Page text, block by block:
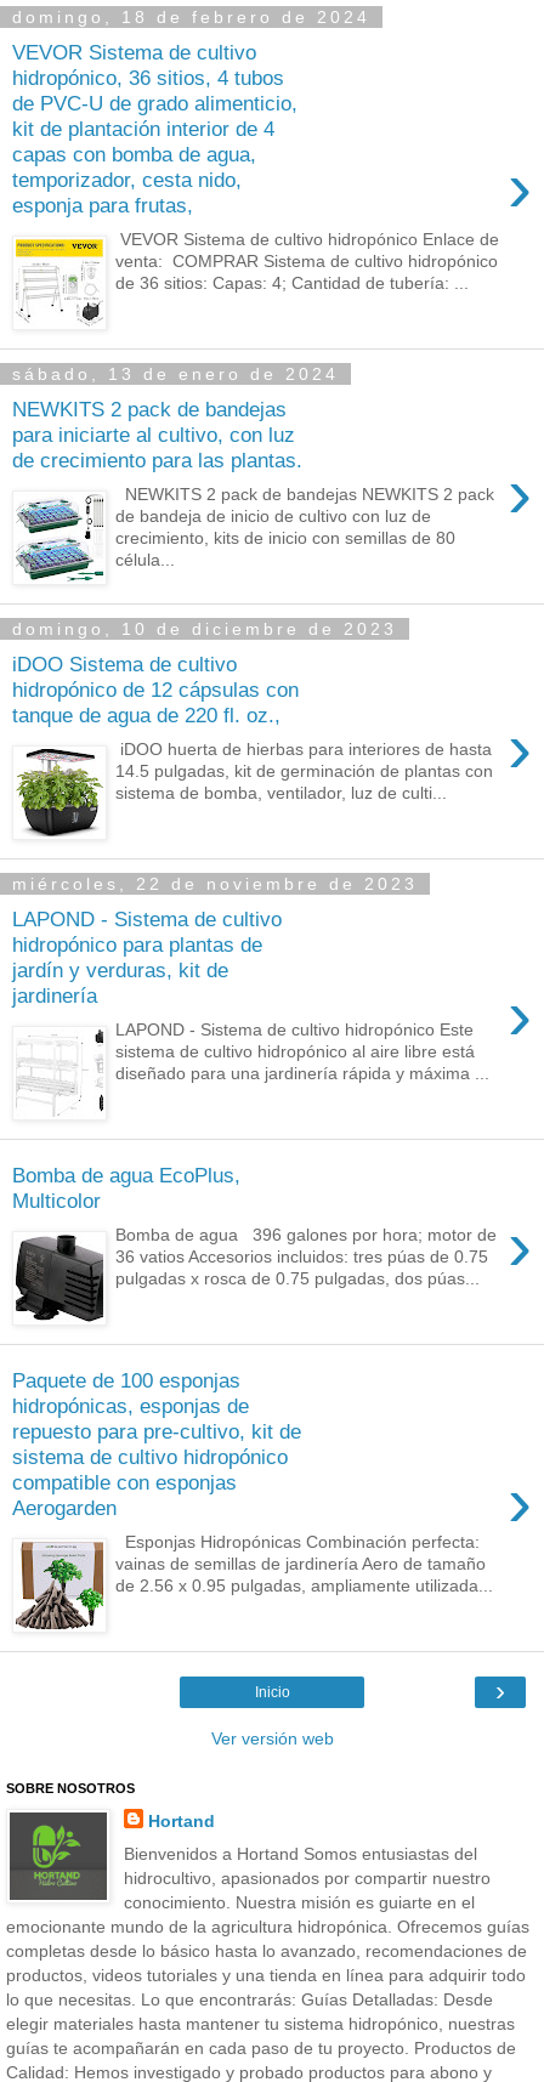
domingo, 18 de febrero de 2024
VEVOR Sistema de cultivo
hidropónico, 36 sitios, 4 tubos
de PVC-U de grado alimenticio,
kit de plantación interior de 4
capas con bomba de agua,
temporizador, cesta nido,
esponja para frutas,
›
VEVOR Sistema de cultivo hidropónico Enlace de
venta: COMPRAR Sistema de cultivo hidropónico
de 36 sitios: Capas: 4; Cantidad de tubería: ...
sábado, 13 de enero de 2024
NEWKITS 2 pack de bandejas
para iniciarte al cultivo, con luz
de crecimiento para las plantas.
›
NEWKITS 2 pack de bandejas NEWKITS 2 pack
de bandeja de inicio de cultivo con luz de
crecimiento, kits de inicio con semillas de 80
célula...
domingo, 10 de diciembre de 2023
iDOO Sistema de cultivo
hidropónico de 12 cápsulas con
tanque de agua de 220 fl. oz.,
›
iDOO huerta de hierbas para interiores de hasta
14.5 pulgadas, kit de germinación de plantas con
sistema de bomba, ventilador, luz de culti...
miércoles, 22 de noviembre de 2023
LAPOND - Sistema de cultivo
hidropónico para plantas de
jardín y verduras, kit de
jardinería
›
LAPOND - Sistema de cultivo hidropónico Este
sistema de cultivo hidropónico al aire libre está
diseñado para una jardinería rápida y máxima ...
Bomba de agua EcoPlus,
Multicolor
›
Bomba de agua 396 galones por hora; motor de
36 vatios Accesorios incluidos: tres púas de 0.75
pulgadas x rosca de 0.75 pulgadas, dos púas...
Paquete de 100 esponjas
hidropónicas, esponjas de
repuesto para pre-cultivo, kit de
sistema de cultivo hidropónico
compatible con esponjas
Aerogarden
›
Esponjas Hidropónicas Combinación perfecta:
vainas de semillas de jardinería Aero de tamaño
de 2.56 x 0.95 pulgadas, ampliamente utilizada...
›
Inicio
Ver versión web
SOBRE NOSOTROS
Hortand
Bienvenidos a Hortand Somos entusiastas del
hidrocultivo, apasionados por compartir nuestro
conocimiento. Nuestra misión es guiarte en el
emocionante mundo de la agricultura hidropónica. Ofrecemos guías
completas desde lo básico hasta lo avanzado, recomendaciones de
productos, videos tutoriales y una tienda en línea para adquirir todo
lo que necesitas. Lo que encontrarás: Guías Detalladas: Desde
elegir materiales hasta mantener tu sistema hidropónico, nuestras
guías te acompañarán en cada paso de tu proyecto. Productos de
Calidad: Hemos investigado y probado productos para abono y